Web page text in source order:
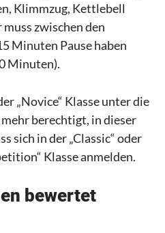
Klimmzug, Kettlebell
zwischen den
Minuten Pause haben
Minuten).
„Novice“ Klasse unter die
berechtigt, in dieser
sich in der „Classic“ oder
Klasse anmelden.
bewertet